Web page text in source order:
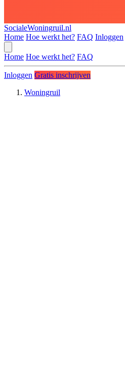
SocialeWoningruil.nl
Home Hoe werkt het? FAQ Inloggen
Home Hoe werkt het? FAQ
Inloggen Gratis inschrijven
Woningruil